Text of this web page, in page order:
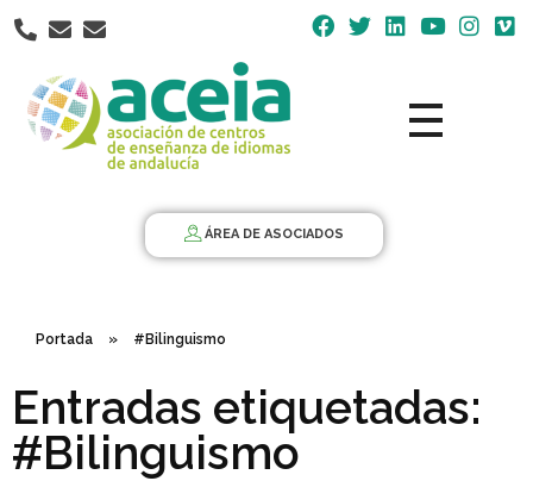
Nota:
este
web
incluye
ÁREA DE ASOCIADOS
Portada » #Bilinguismo
Entradas etiquetadas:
#Bilinguismo